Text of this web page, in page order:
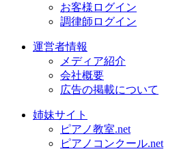
お客様ログイン
調律師ログイン
運営者情報
メディア紹介
会社概要
広告の掲載について
姉妹サイト
ピアノ教室.net
ピアノコンクール.net